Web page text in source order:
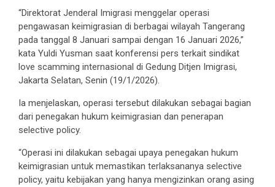
“Direktorat Jenderal Imigrasi menggelar operasi
pengawasan keimigrasian di berbagai wilayah Tangerang
pada tanggal 8 Januari sampai dengan 16 Januari 2026,”
kata Yuldi Yusman saat konferensi pers terkait sindikat
love scamming internasional di Gedung Ditjen Imigrasi,
Jakarta Selatan, Senin (19/1/2026).
Ia menjelaskan, operasi tersebut dilakukan sebagai bagian
dari penegakan hukum keimigrasian dan penerapan
selective policy.
“Operasi ini dilakukan sebagai upaya penegakan hukum
keimigrasian untuk memastikan terlaksananya selective
policy, yaitu kebijakan yang hanya mengizinkan orang asing